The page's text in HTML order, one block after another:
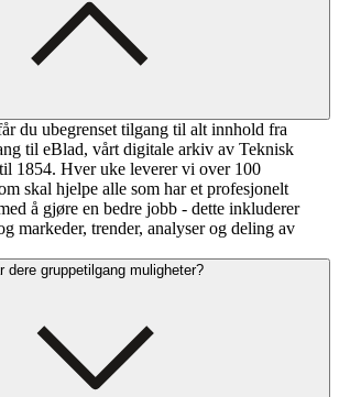
du ubegrenset tilgang til alt innhold fra
til eBlad, vårt digitale arkiv av Teknisk
1854. Hver uke leverer vi over 100
skal hjelpe alle som har et profesjonelt
å gjøre en bedre jobb - dette inkluderer
markeder, trender, analyser og deling av
dere gruppetilgang muligheter?